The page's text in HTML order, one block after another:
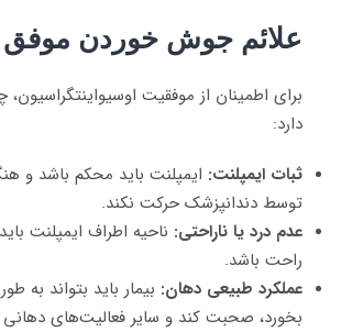
علائم جوش خوردن موفق
برای اطمینان از موفقیت
دارد:
ثبات ایمپلنت: ایمپلنت باید محکم باشد و
توسط دندانپزشک حرکت نکند.
عدم درد یا ناراحتی: ناحیه اطراف ایمپلنت
راحت باشد.
عملکرد طبیعی دهان: بیمار باید بتواند به
بخورد، صحبت کند و سایر فعالیت‌های دهانی